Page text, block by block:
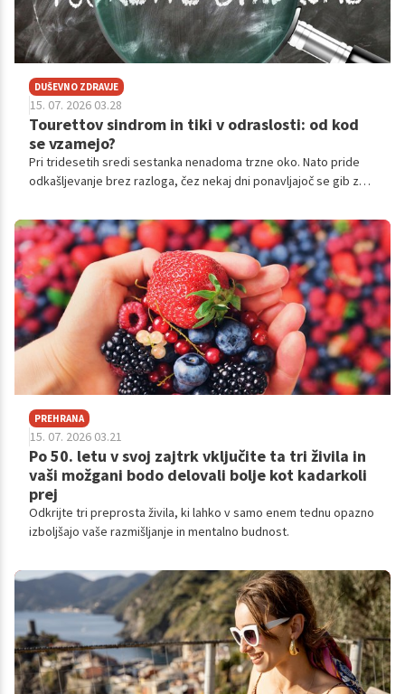
DUŠEVNO ZDRAVJE
15. 07. 2026 03.28
Tourettov sindrom in tiki v odraslosti: od kod
se vzamejo?
Pri tridesetih sredi sestanka nenadoma trzne oko. Nato pride
odkašljevanje brez razloga, čez nekaj dni ponavljajoč se gib z
PREHRANA
15. 07. 2026 03.21
Po 50. letu v svoj zajtrk vključite ta tri živila in
vaši možgani bodo delovali bolje kot kadarkoli
prej
Odkrijte tri preprosta živila, ki lahko v samo enem tednu opazno
izboljšajo vaše razmišljanje in mentalno budnost.